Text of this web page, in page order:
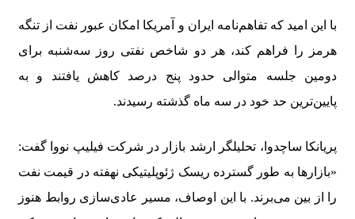
با این امید که تفاهم‌نامه ایران و آمریکا امکان عبور نفت از تنگه
هرمز را فراهم کند، هر دو شاخص نفتی روز سه‌شنبه برای
دومین جلسه متوالی حدود پنج درصد کاهش یافتند و به
پایین‌ترین حد خود در سه ماه گذشته رسیدند.
پریانکا ساچدوا، تحلیلگر ارشد بازار در شرکت فیلیپ نووا گفت:
«بازارها به طور گسترده ریسک ژئوپلیتیکی نهفته در قیمت نفت
را از بین می‌برند. با این اوصاف، مسیر عادی‌سازی روابط هنوز